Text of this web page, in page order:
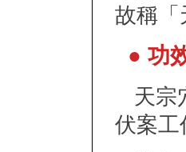
故稱「
● 功
天宗
伏案工